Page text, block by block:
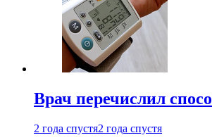
Врач перечислил
2 года спустя2 года спустя